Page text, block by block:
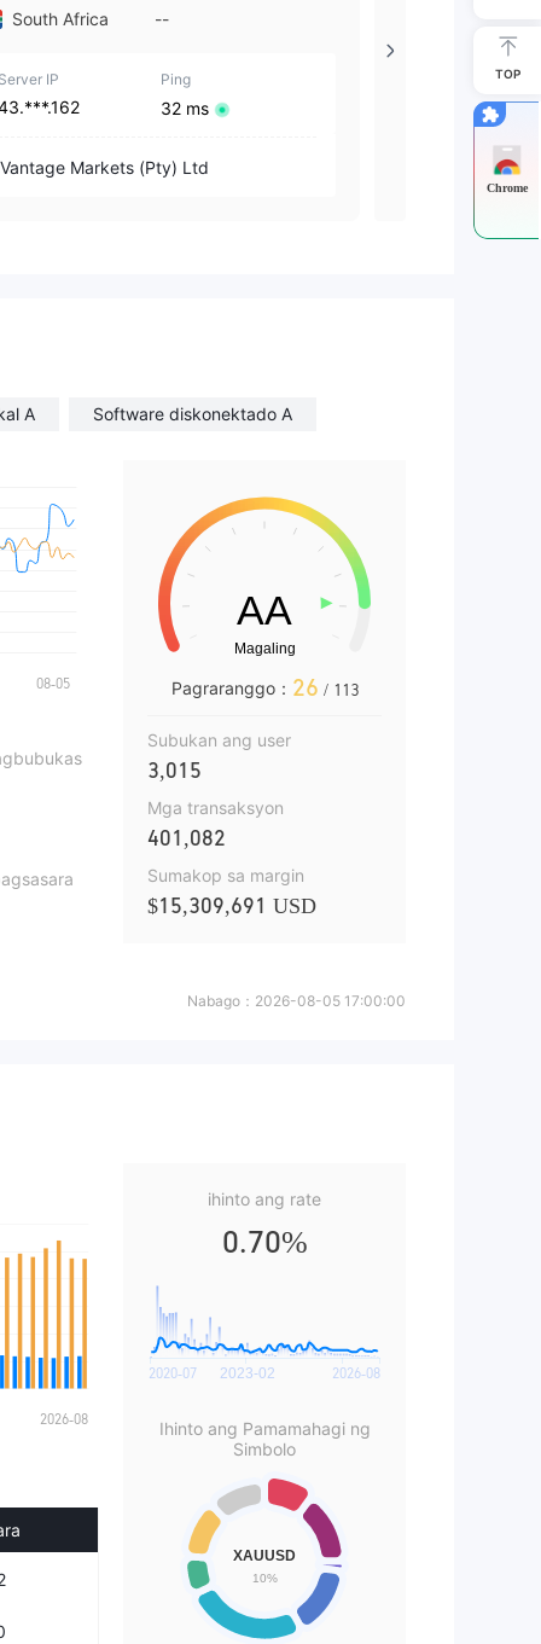
South Africa --
Server IP Ping
32 ms
Vantage Markets (Pty) Ltd
166.***.207
Vantage
A Software diskonektado A
Pagraranggo： 26 / 113
Subukan ang user
3,015
Mga transaksyon
401,082
Sumakop sa margin
$15,309,691 USD
Nabago： 2026-08-05 17:00:00
ihinto ang rate
0.70%
Ihinto ang Pamamahagi ng
Simbolo
TOP
Chrome